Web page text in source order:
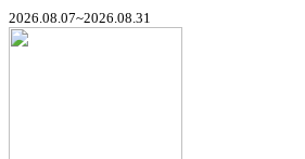
2026.08.07~2026.08.31